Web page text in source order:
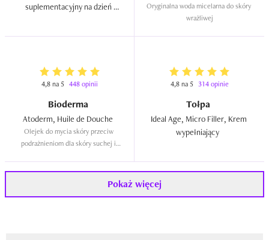
suplementacyjny na dzień
Oryginalna woda micelarna do skóry
wrażliwej
4,8 na 5 448 opinii
Bioderma
Olejek do mycia skóry przeciw
podrażnieniom dla skóry suchej i
4,8 na 5 314 opinie
Tołpa
Ideal Age, Micro Filler, Krem
Pokaż więcej